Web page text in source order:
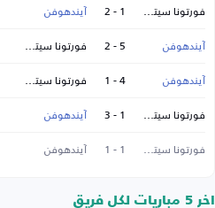
فورتونا سيتارد 1 - 2 آيندهوفن
آيندهوفن
5 - 2 فورتونا سيتارد
آيندهوفن
4 - 1 فورتونا سيتارد
فورتونا سيتارد
1 - 3 آيندهوفن
فورتونا سيتارد
1 - 1 آيندهوفن
اخر 5 مباريات لكل فريق